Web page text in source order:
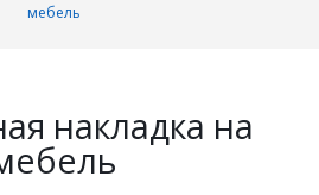
мебель
накладка на